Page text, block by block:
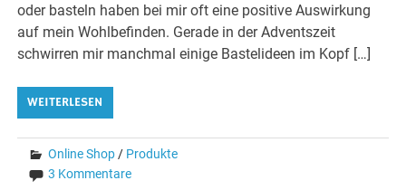
oder basteln haben bei mir oft eine positive Auswirkung
auf mein Wohlbefinden. Gerade in der Adventszeit
schwirren mir manchmal einige Bastelideen im Kopf […]
WEITERLESEN
Online Shop / Produkte
3 Kommentare